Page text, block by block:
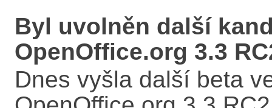
Byl uvolněn další
OpenOffice.org 3.3
Dnes vyšla další beta